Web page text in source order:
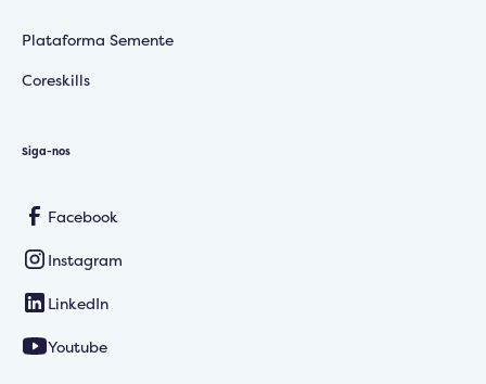
Plataforma Semente
Coreskills
Siga-nos
Facebook
Instagram
LinkedIn
Youtube